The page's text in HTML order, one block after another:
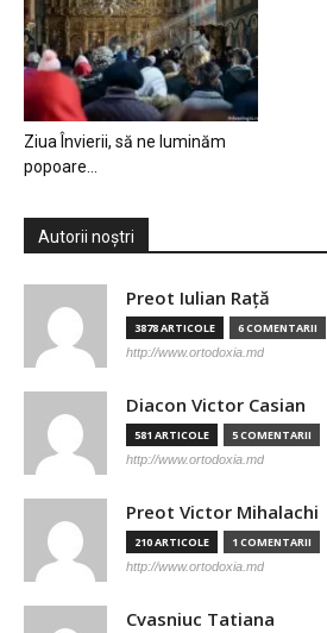
Ziua Învierii, să ne luminăm
popoare…
Autorii noștri
Preot Iulian Raţă
3878 ARTICOLE 6 COMENTARII
http://www.ortodoxia.md
Diacon Victor Casian
581 ARTICOLE 5 COMENTARII
http://www.ortodoxia.md
Preot Victor Mihalachi
210 ARTICOLE 1 COMENTARII
http://www.ortodoxia.md
Cvasniuc Tatiana